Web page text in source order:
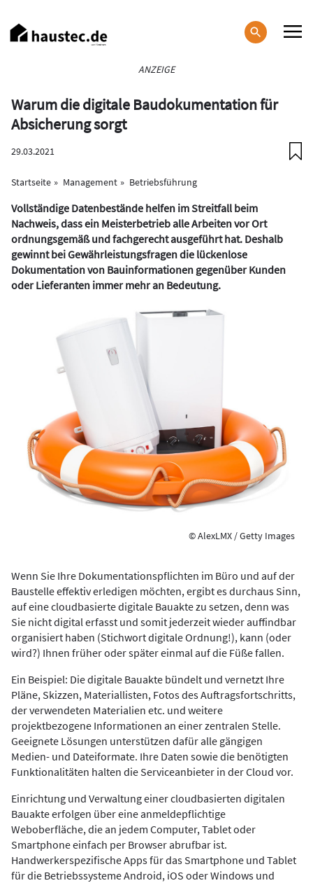
zum
Inhalt
ANZEIGE
Warum die digitale Baudokumentation für
Absicherung sorgt
29.03.2021
Startseite Management Betriebsführung
Vollständige Datenbestände helfen im Streitfall beim
Nachweis, dass ein Meisterbetrieb alle Arbeiten vor Ort
ordnungsgemäß und fachgerecht ausgeführt hat. Deshalb
gewinnt bei Gewährleistungsfragen die lückenlose
Dokumentation von Bauinformationen gegenüber Kunden
oder Lieferanten immer mehr an Bedeutung.
© AlexLMX / Getty Images
Wenn Sie Ihre Dokumentationspflichten im Büro und auf der
Baustelle effektiv erledigen möchten, ergibt es durchaus Sinn,
auf eine cloudbasierte digitale Bauakte zu setzen, denn was
Sie nicht digital erfasst und somit jederzeit wieder auffindbar
organisiert haben (Stichwort digitale Ordnung!), kann (oder
wird?) Ihnen früher oder später einmal auf die Füße fallen.
Ein Beispiel: Die digitale Bauakte bündelt und vernetzt Ihre
Pläne, Skizzen, Materiallisten, Fotos des Auftragsfortschritts,
der verwendeten Materialien etc. und weitere
projektbezogene Informationen an einer zentralen Stelle.
Geeignete Lösungen unterstützen dafür alle gängigen
Medien- und Dateiformate. Ihre Daten sowie die benötigten
Funktionalitäten halten die Serviceanbieter in der Cloud vor.
Einrichtung und Verwaltung einer cloudbasierten digitalen
Bauakte erfolgen über eine anmeldepflichtige
Weboberfläche, die an jedem Computer, Tablet oder
Smartphone einfach per Browser abrufbar ist.
Handwerkerspezifische Apps für das Smartphone und Tablet
für die Betriebssysteme Android, iOS oder Windows und